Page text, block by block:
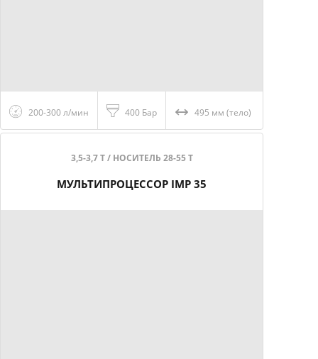
200-300 л/мин 400 Бар 495 мм (тело)
3,5-3,7 Т / НОСИТЕЛЬ 28-55 Т
МУЛЬТИПРОЦЕССОР IMP 35